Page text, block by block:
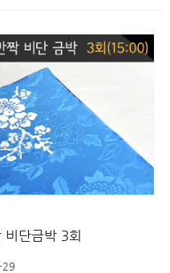
단금박 3회